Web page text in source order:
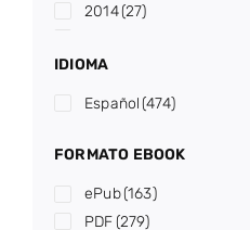
2014(27)
2016
2017
(30)
2019(21)
2021 (31)
IDIOMA
Español (474)
FORMATO EBOOK
ePub(163)
PDF(279)